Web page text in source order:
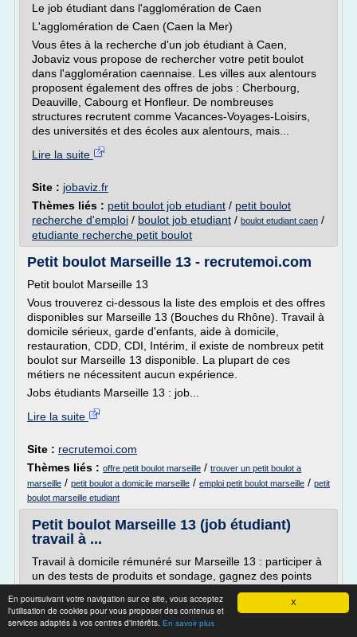
X
En poursuivant votre navigation sur ce site, vous acceptez
l'utilisation de cookies pour vous proposer des contenus et
services adaptés à vos centres d'intérêts. En savoir plus
Le job étudiant dans l'agglomération de Caen
L'agglomération de Caen (Caen la Mer)
Vous êtes à la recherche d'un job étudiant à Caen,
Jobaviz vous propose de rechercher votre petit boulot
dans l'agglomération caennaise. Les villes aux alentours
proposent également des offres de jobs : Cherbourg,
Deauville, Cabourg et Honfleur. De nombreuses
structures recrutent comme Vacances-Voyages-Loisirs,
des universités et des écoles aux alentours, mais...
Lire la suite
Site : jobaviz.fr
Thèmes liés : petit boulot job etudiant / petit boulot
recherche d'emploi / boulot job etudiant / boulot etudiant caen /
etudiante recherche petit boulot
Petit boulot Marseille 13 - recrutemoi.com
Petit boulot Marseille 13
Vous trouverez ci-dessous la liste des emplois et des offres
disponibles sur Marseille 13 (Bouches du Rhône). Travail à
domicile sérieux, garde d'enfants, aide à domicile,
restauration, CDD, CDI, Intérim, il existe de nombreux petit
boulot sur Marseille 13 disponible. La plupart de ces
métiers ne nécessitent aucun expérience.
Jobs étudiants Marseille 13 : job...
Lire la suite
Site : recrutemoi.com
Thèmes liés : offre petit boulot marseille / trouver un petit boulot a
marseille / petit boulot a domicile marseille / emploi petit boulot marseille / petit
boulot marseille etudiant
Petit boulot Marseille 13 (job étudiant)
travail à ...
Travail à domicile rémunéré sur Marseille 13 : participer à
un des tests de produits et sondage, gagnez des points
que vous pouvez échanger contre de l'argent : cliquez ici
Jobs étudiants Marseille 13 disponibles : job d'été
saisonnier